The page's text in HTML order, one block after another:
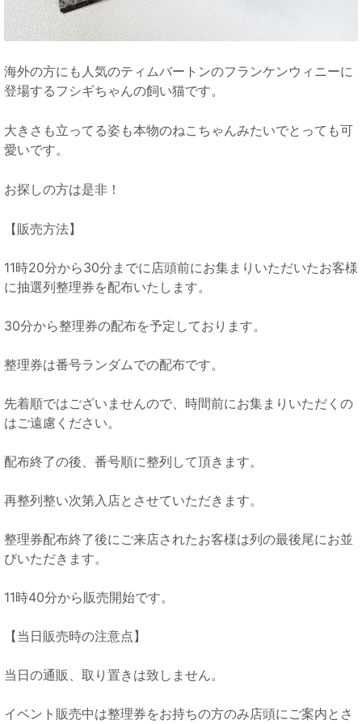
海外の方にも人気のティムバートンのフランケンウィニーに
登場するフシギちゃんの飼い猫です。
大きさも立ってる姿も本物のねこちゃんみたいでとっても可
愛いです。
お探しの方は是非！
【販売方法】
11時20分から30分までに店頭前にお集まりいただいたお客様
に抽選列整理券を配布いたします。
30分から整理券の配布を予定しております。
整理券は番号ランダムでの配布です。
先着順ではございませんので、時間前にお集まりいただくの
はご遠慮ください。
配布終了の後、番号順に整列して頂きます。
再整列整い次第入店とさせていただきます。
整理券配布終了後にご来店されたお客様は列の最後尾にお並
びいただきます。
11時40分から販売開始です。
【当日販売時の注意点】
当日の通販、取り置きは致しません。
イベント販売中は整理券をお持ちの方のみ店頭にご案内とさ